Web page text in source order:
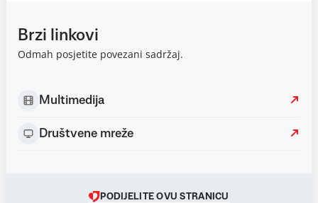
Brzi linkovi
Odmah posjetite povezani sadržaj.
Multimedija
Društvene mreže
PODIJELITE OVU STRANICU